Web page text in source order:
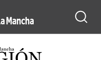
de Castilla-La